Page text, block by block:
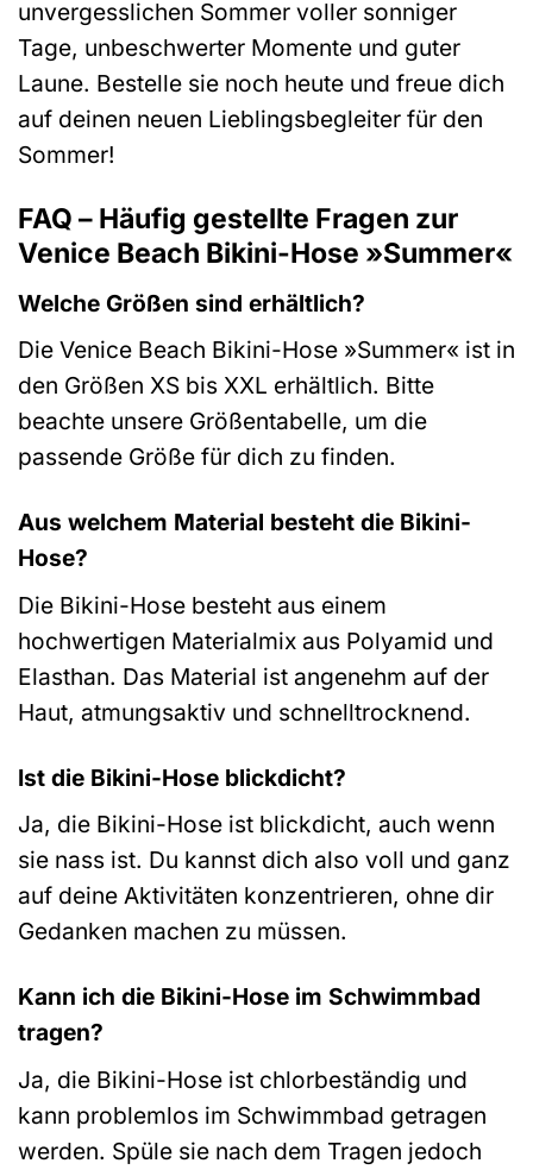
unvergesslichen Sommer voller sonniger
Tage, unbeschwerter Momente und guter
Laune. Bestelle sie noch heute und freue dich
auf deinen neuen Lieblingsbegleiter für den
Sommer!
FAQ – Häufig gestellte Fragen zur
Venice Beach Bikini-Hose »Summer«
Welche Größen sind erhältlich?
Die Venice Beach Bikini-Hose »Summer« ist in
den Größen XS bis XXL erhältlich. Bitte
beachte unsere Größentabelle, um die
passende Größe für dich zu finden.
Aus welchem Material besteht die Bikini-
Hose?
Die Bikini-Hose besteht aus einem
hochwertigen Materialmix aus Polyamid und
Elasthan. Das Material ist angenehm auf der
Haut, atmungsaktiv und schnelltrocknend.
Ist die Bikini-Hose blickdicht?
Ja, die Bikini-Hose ist blickdicht, auch wenn
sie nass ist. Du kannst dich also voll und ganz
auf deine Aktivitäten konzentrieren, ohne dir
Gedanken machen zu müssen.
Kann ich die Bikini-Hose im Schwimmbad
tragen?
Ja, die Bikini-Hose ist chlorbeständig und
kann problemlos im Schwimmbad getragen
werden. Spüle sie nach dem Tragen jedoch